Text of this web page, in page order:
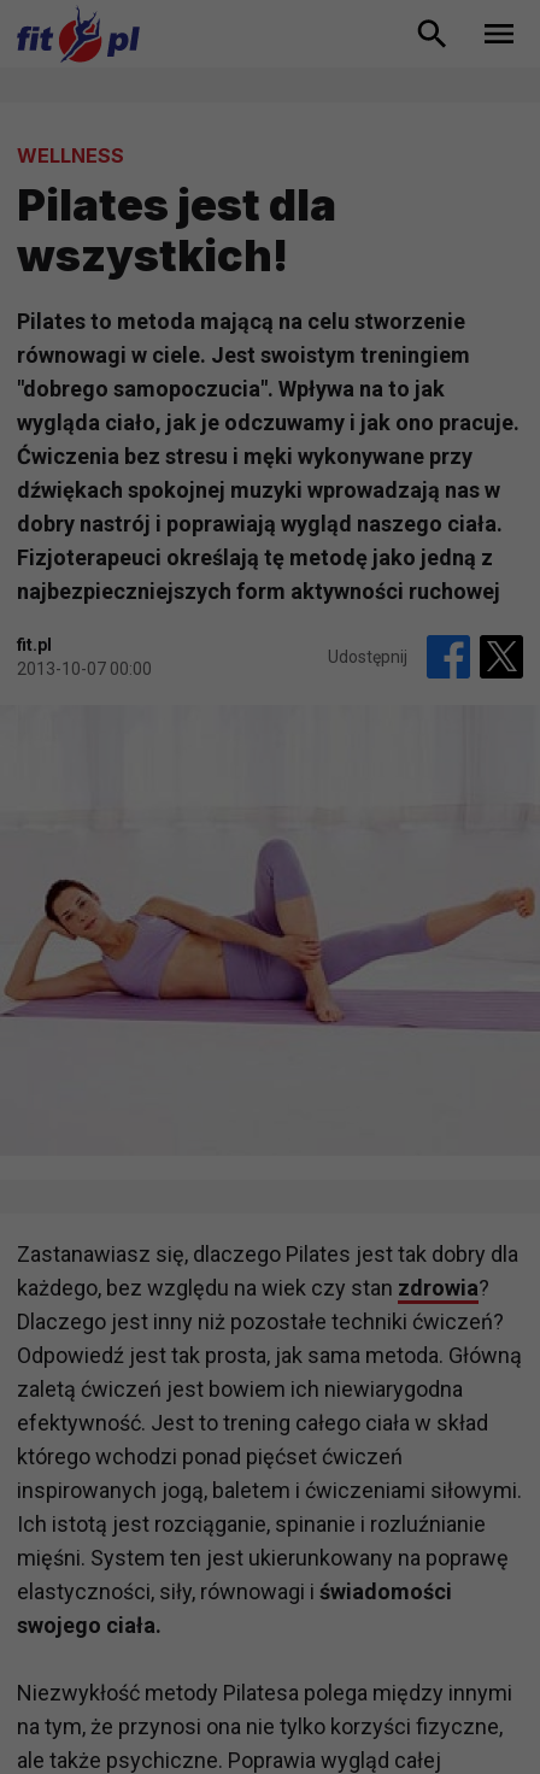
WELLNESS
Pilates jest dla
wszystkich!
Pilates to metoda mającą na celu stworzenie
równowagi w ciele. Jest swoistym treningiem
"dobrego samopoczucia". Wpływa na to jak
wygląda ciało, jak je odczuwamy i jak ono pracuje.
Ćwiczenia bez stresu i męki wykonywane przy
dźwiękach spokojnej muzyki wprowadzają nas w
dobry nastrój i poprawiają wygląd naszego ciała.
Fizjoterapeuci określają tę metodę jako jedną z
najbezpieczniejszych form aktywności ruchowej
fit.pl
2013-10-07 00:00
Udostępnij
Zastanawiasz się, dlaczego Pilates jest tak dobry dla
każdego, bez względu na wiek czy stan zdrowia?
Dlaczego jest inny niż pozostałe techniki ćwiczeń?
Odpowiedź jest tak prosta, jak sama metoda. Główną
zaletą ćwiczeń jest bowiem ich niewiarygodna
efektywność. Jest to trening całego ciała w skład
którego wchodzi ponad pięćset ćwiczeń
inspirowanych jogą, baletem i ćwiczeniami siłowymi.
Ich istotą jest rozciąganie, spinanie i rozluźnianie
mięśni. System ten jest ukierunkowany na poprawę
elastyczności, siły, równowagi i świadomości
swojego ciała.
Niezwykłość metody Pilatesa polega między innymi
na tym, że przynosi ona nie tylko korzyści fizyczne,
ale także psychiczne. Poprawia wygląd całej